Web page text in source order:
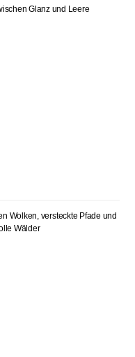
Glanz und Leere
Wolken, versteckte Pfade und
Wälder